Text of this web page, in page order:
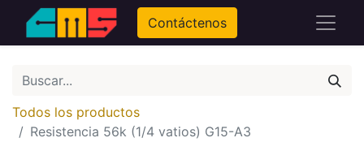
Contáctenos
Todos los productos
Resistencia 56k (1/4 vatios) G15-A3